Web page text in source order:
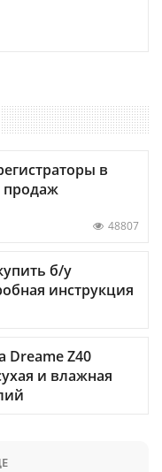
в
продаж
48807
б/у
инструкция
Dreame Z40
и влажная